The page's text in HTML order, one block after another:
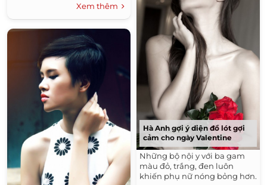
Xem thêm
Hà Anh gợi ý diện đồ lót gợi
cảm cho ngày Valentine
Những bộ nội y với ba gam
màu đỏ, trắng, đen luôn
khiến phụ nữ nóng bỏng hơn.